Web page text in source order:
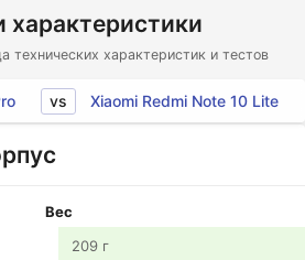
характеристики
технических характеристик и тестов
vs Xiaomi Redmi Note 10 Lite
Вес
209 г